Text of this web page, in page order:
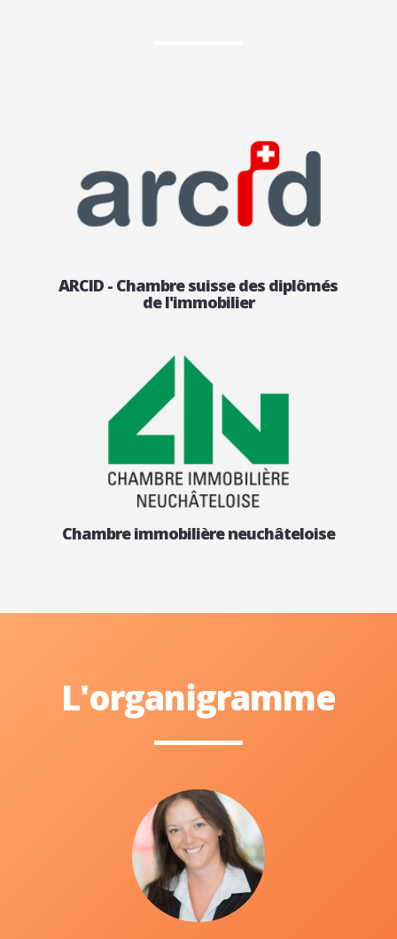
ARCID - Chambre suisse des diplômés
de l'immobilier
Chambre immobilière neuchâteloise
L'organigramme